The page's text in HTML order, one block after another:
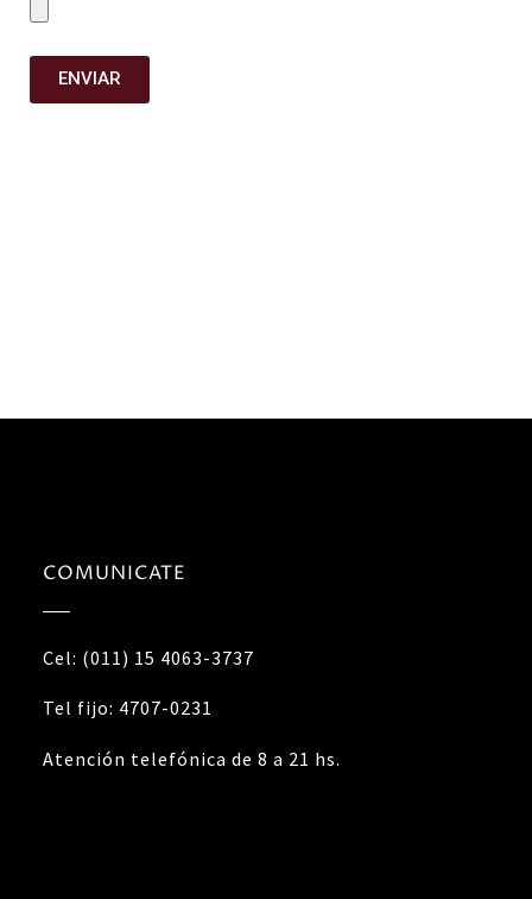
ENVIAR
COMUNICATE
Cel: (011) 15 4063-3737
Tel fijo: 4707-0231
Atención telefónica de 8 a 21 hs.